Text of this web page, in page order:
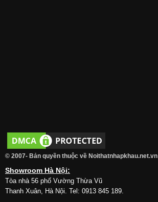
© 2007- Bản quyền thuộc về Noithatnhapkhau.net.vn
Showroom Hà Nội:
Tòa nhà 56 phố Vường Thừa Vũ
Thanh Xuân, Hà Nội. Tel: 0913 845 189.